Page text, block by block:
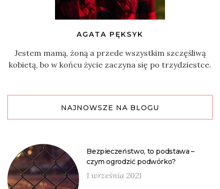
AGATA PĘKSYK
Jestem mamą, żoną a przede wszystkim szczęśliwą
kobietą, bo w końcu życie zaczyna się po trzydziestce.
NAJNOWSZE NA BLOGU
Bezpieczeństwo, to podstawa –
czym ogrodzić podwórko?
1 września 2021